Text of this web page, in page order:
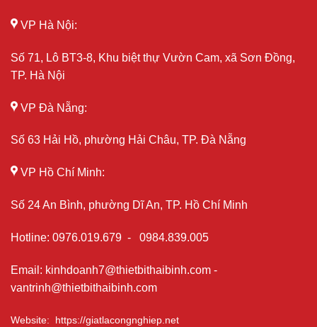
VP Hà Nội:
Số 71, Lô BT3-8, Khu biệt thự Vườn Cam, xã Sơn Đồng,
TP. Hà Nội
VP Đà Nẵng:
Số 63 Hải Hồ, phường Hải Châu, TP. Đà Nẵng
VP Hồ Chí Minh:
Số 24 An Bình, phường Dĩ An, TP. Hồ Chí Minh
Hotline: 0976.019.679 - 0984.839.005
Email : kinhdoanh7@thietbithaibinh.com -
vantrinh@thietbithaibinh.com
Website: https://giatlacongnghiep.net